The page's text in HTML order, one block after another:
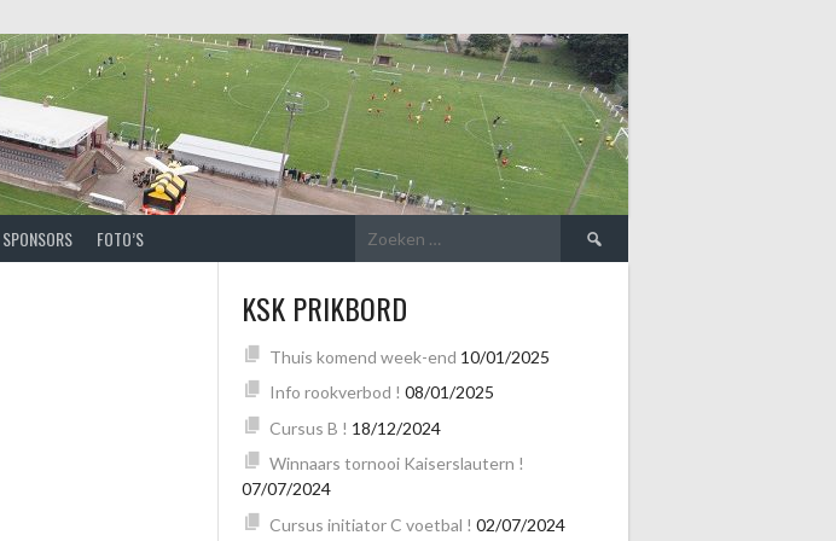
SPONSORS FOTO’S
Zoeken
naar:
KSK PRIKBORD
Thuis komend week-end 10/01/2025
Info rookverbod ! 08/01/2025
Cursus B ! 18/12/2024
Winnaars tornooi Kaiserslautern !
07/07/2024
Cursus initiator C voetbal ! 02/07/2024